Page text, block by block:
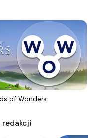
of Wonders
redakcji